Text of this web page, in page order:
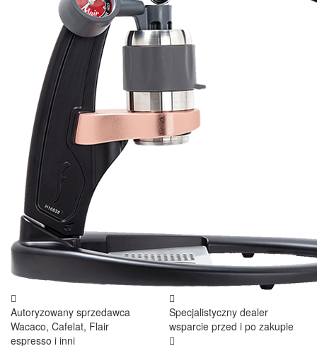
Autoryzowany sprzedawca
Wacaco, Cafelat, Flair
espresso i inni
Specjalistyczny dealer
wsparcie przed i po zakupie